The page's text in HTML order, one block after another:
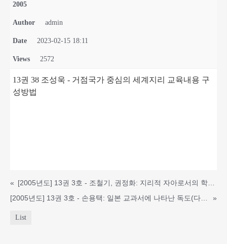
2005
Author admin
Date 2023-02-15 18:11
Views 2572
13권 3ȣ 조성욱 - 거점국가 중심의 세계지리 교육내용 구
성방법
«
»
List